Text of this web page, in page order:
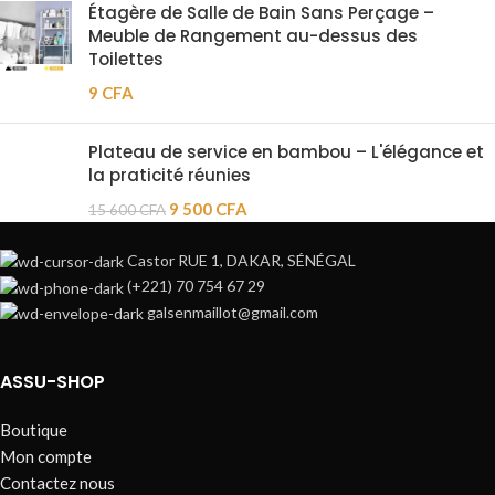
Étagère de Salle de Bain Sans Perçage –
Meuble de Rangement au-dessus des
Toilettes
9 CFA
Plateau de service en bambou – L'élégance et
la praticité réunies
15 600CFA 9 500 CFA
Castor RUE 1, DAKAR, SÉNÉGAL
(+221) 70 754 67 29
galsenmaillot@gmail.com
ASSU-SHOP
Boutique
Mon compte
Contactez nous